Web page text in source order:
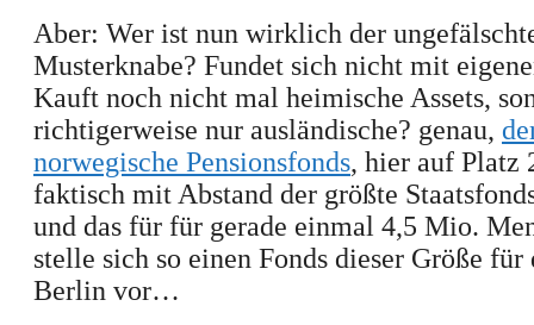
Aber: Wer ist nun wirklich der
Musterknabe? Fundet sich nicht mit
Kauft noch nicht mal heimische Assets,
richtigerweise nur ausländische? genau,
norwegische Pensionsfonds, hier auf Platz
faktisch mit Abstand der größte
und das für für gerade einmal 4,5 Mio.
stelle sich so einen Fonds dieser Größe für
Berlin vor…